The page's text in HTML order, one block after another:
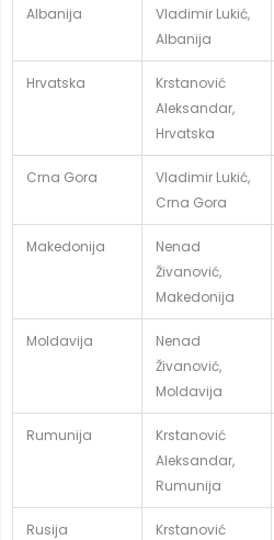
Albanija
Vladimir Lukić,
Albanija
Hrvatska
Krstanović
Aleksandar,
Hrvatska
Crna Gora
Vladimir Lukić,
Crna Gora
Makedonija
Nenad
Živanović,
Makedonija
Moldavija
Nenad
Živanović,
Moldavija
Rumunija
Krstanović
Aleksandar,
Rumunija
Rusija Krstanović